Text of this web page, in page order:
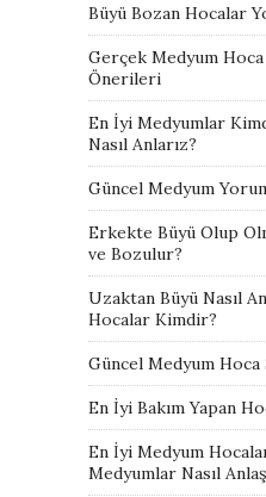
Büyü Bozan Hocalar
Gerçek Medyum
Önerileri
En İyi Medyumlar
Nasıl Anlarız?
Güncel Medyum
Erkekte Büyü Olup
ve Bozulur?
Uzaktan Büyü Nasıl
Hocalar Kimdir?
Güncel Medyum
En İyi Bakım Yapan
En İyi Medyum
Medyumlar Nasıl